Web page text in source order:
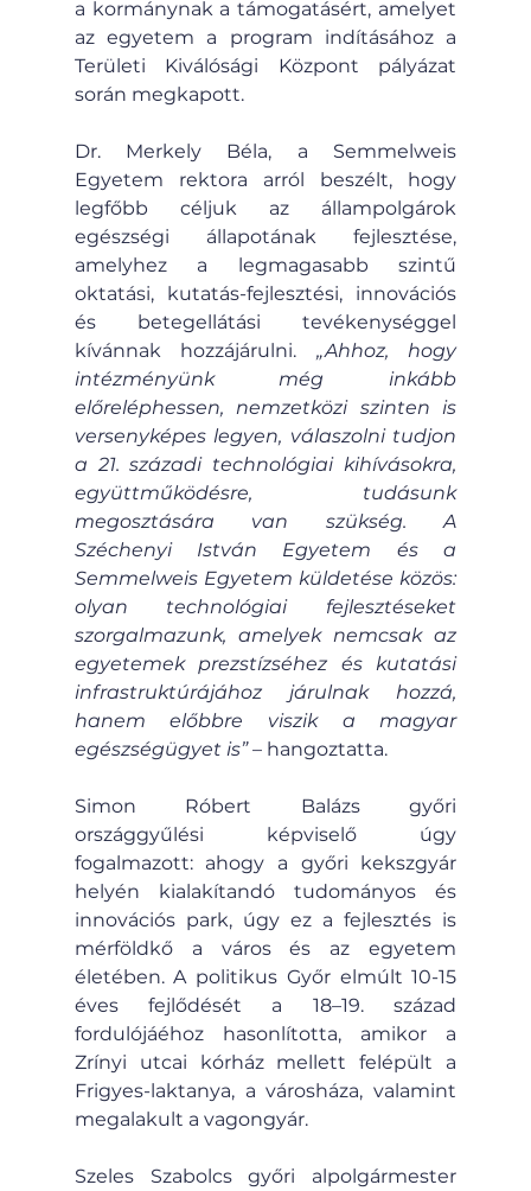
a kormánynak a támogatásért, amelyet
az egyetem a program indításához a
Területi Kiválósági Központ pályázat
során megkapott.
Dr. Merkely Béla, a Semmelweis
Egyetem rektora arról beszélt, hogy
legfőbb céljuk az állampolgárok
egészségi állapotának fejlesztése,
amelyhez a legmagasabb szintű
oktatási, kutatás-fejlesztési, innovációs
és betegellátási tevékenységgel
kívánnak hozzájárulni. „Ahhoz, hogy
intézményünk még inkább
előreléphessen, nemzetközi szinten is
versenyképes legyen, válaszolni tudjon
a 21. századi technológiai kihívásokra,
együttműködésre, tudásunk
megosztására van szükség. A
Széchenyi István Egyetem és a
Semmelweis Egyetem küldetése közös:
olyan technológiai fejlesztéseket
szorgalmazunk, amelyek nemcsak az
egyetemek prezstízséhez és kutatási
infrastruktúrájához járulnak hozzá,
hanem előbbre viszik a magyar
egészségügyet is” – hangoztatta.
Simon Róbert Balázs győri
országgyűlési képviselő úgy
fogalmazott: ahogy a győri kekszgyár
helyén kialakítandó tudományos és
innovációs park, úgy ez a fejlesztés is
mérföldkő a város és az egyetem
életében. A politikus Győr elmúlt 10-15
éves fejlődését a 18–19. század
fordulójáéhoz hasonlította, amikor a
Zrínyi utcai kórház mellett felépült a
Frigyes-laktanya, a városháza, valamint
megalakult a vagongyár.
Szeles Szabolcs győri alpolgármester